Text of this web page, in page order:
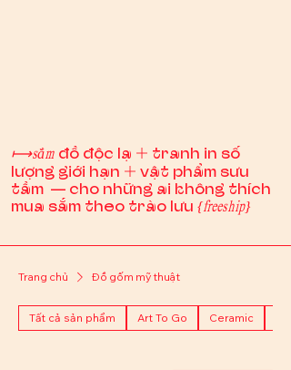
⟼sắm đồ độc lạ 🞡 tranh in số
lượng giới hạn 🞡 vật phẩm sưu
tầm — cho những ai không thích
mua sắm theo trào lưu {freeship}
Trang chủ Đồ gốm mỹ thuật
Tất cả sản phẩm Art To Go Ceramic